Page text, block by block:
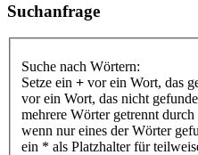
Suchanfrage
Suche nach Wörtern:
Setze ein + vor ein Wort, das
vor ein Wort, das nicht
mehrere Wörter getrennt durch
wenn nur eines der Wörter
ein * als Platzhalter für